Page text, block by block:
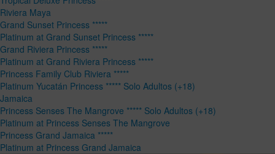
Riviera Maya
Grand Sunset Princess *****
Platinum at Grand Sunset Princess *****
Grand Riviera Princess *****
Platinum at Grand Riviera Princess *****
Princess Family Club Riviera *****
Platinum Yucatán Princess ***** Solo Adultos (+18)
Jamaica
Princess Senses The Mangrove ***** Solo Adultos (+18)
Platinum at Princess Senses The Mangrove
Princess Grand Jamaica *****
Platinum at Princess Grand Jamaica